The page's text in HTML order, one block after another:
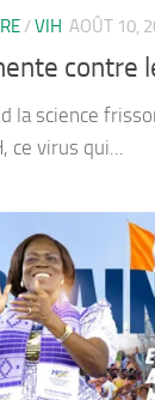
/VIH AOÛT 10,
contre
la science
ce virus qui...